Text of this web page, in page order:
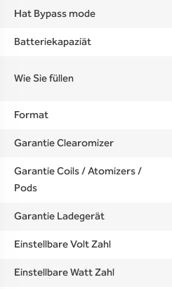
Hat Bypass mode
Batteriekapaziät
Wie Sie füllen
Format
Garantie Clearomizer
Garantie Coils / Atomizers /
Pods
Garantie Ladegerät
Einstellbare Volt Zahl
Einstellbare Watt Zahl